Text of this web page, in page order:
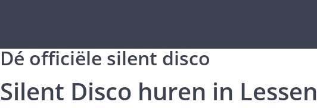
Dé officiële silent disco
Silent Disco huren in Lessen